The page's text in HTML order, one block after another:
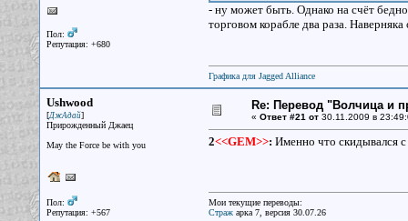
Пол:
Репутация: +680
- ну может быть. Однако на счёт
торговом корабле два раза.
Графика для Jagged Alliance
Ushwood
[ДжАдай]
Прирожденный Джаец
May the Force be with you
Пол:
Репутация: +567
Re: Перевод "Волчица и
« Ответ #21 от30.11.2009 в
2<<GEM>>: Именно что скидывался
Мои текущие переводы:
Стражарка 7, версия 30.07.26